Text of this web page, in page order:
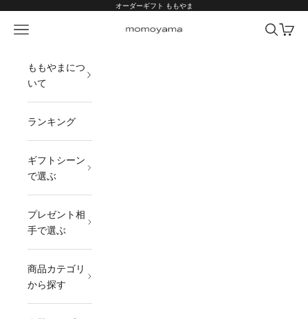
オーダーギフト ももやま
オーダーギフト ももやま 本店
メニュー 検索カート
ももやまにつ
いて
ランキング
ギフトシーン
で選ぶ
プレゼント相
手で選ぶ
商品カテゴリ
から探す